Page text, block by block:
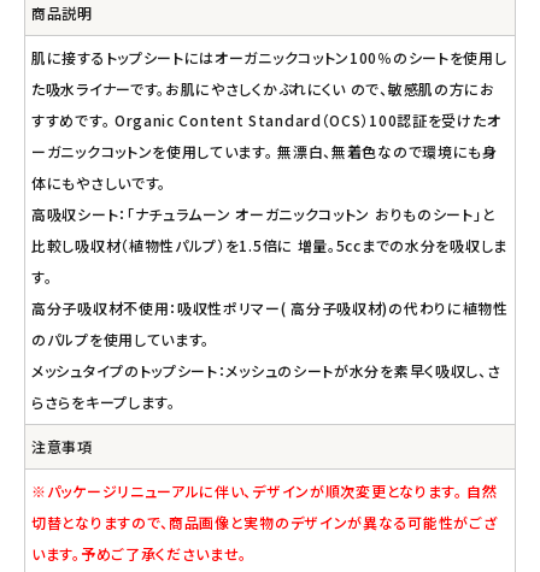
商品説明
肌に接するトップシートにはオーガニックコットン100％のシートを使用し
た吸水ライナーです。お肌にやさしくかぶれにくい ので、敏感肌の方にお
すすめです。 Organic Content Standard（OCS）100認証を受けたオ
ーガニックコットンを使用しています。 無漂白、無着色なので環境にも身
体にもやさしいです。
高吸収シート：「ナチュラムーン オーガニックコットン おりものシート」と
比較し吸収材（植物性パルプ）を1.5倍に 増量。5ccまでの水分を吸収しま
す。
高分子吸収材不使用：吸収性ポリマー( 高分子吸収材)の代わりに植物性
のパルプを使用しています。
メッシュタイプのトップシート：メッシュのシートが水分を素早く吸収し、さ
らさらをキープします。
注意事項
※パッケージリニューアルに伴い、デザインが順次変更となります。 自然
切替となりますので、商品画像と実物のデザインが異なる可能性がござ
います。予めご了承くださいませ。